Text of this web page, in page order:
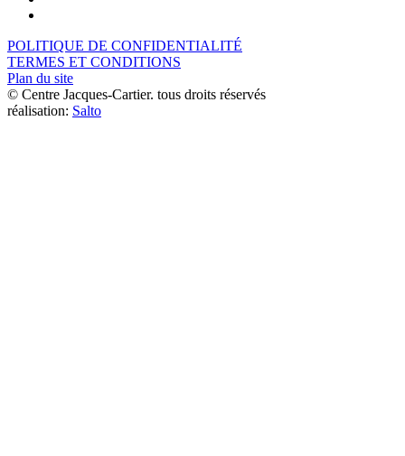
POLITIQUE DE CONFIDENTIALITÉ
TERMES ET CONDITIONS
Plan du site
© Centre Jacques-Cartier. tous droits réservés
réalisation: Salto